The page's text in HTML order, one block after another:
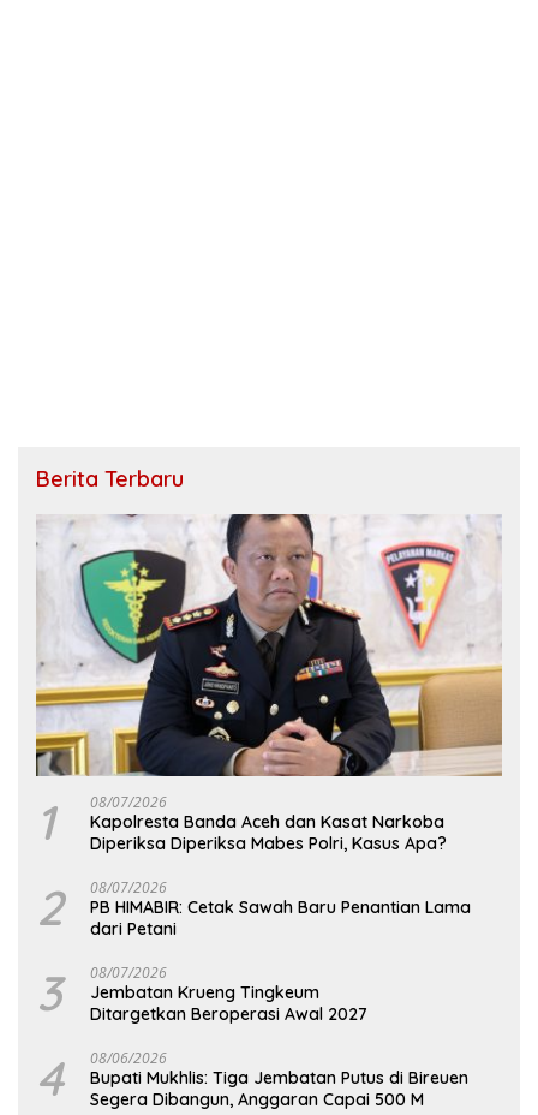
Berita Terbaru
1 08/07/2026
Kapolresta Banda Aceh dan Kasat Narkoba
Diperiksa Diperiksa Mabes Polri, Kasus Apa?
2 08/07/2026
PB HIMABIR: Cetak Sawah Baru Penantian Lama
dari Petani
3 08/07/2026
Jembatan Krueng Tingkeum
Ditargetkan Beroperasi Awal 2027
4 08/06/2026
Bupati Mukhlis: Tiga Jembatan Putus di Bireuen
Segera Dibangun, Anggaran Capai 500 M